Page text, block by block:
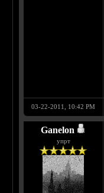
03-22-2011, 10:42 PM
Ganelon
упрт